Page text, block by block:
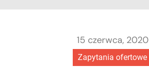
Zapytania ofertowe
15 czerwca, 2020